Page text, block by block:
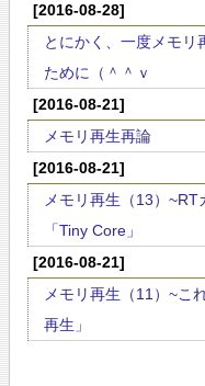
[2016-08-28]
とにかく、一度メモリ
ために（＾＾ｖ
[2016-08-21]
メモリ再生再論
[2016-08-21]
メモリ再生（13）
「Tiny Core」
[2016-08-21]
メモリ再生（11）~こ
再生」